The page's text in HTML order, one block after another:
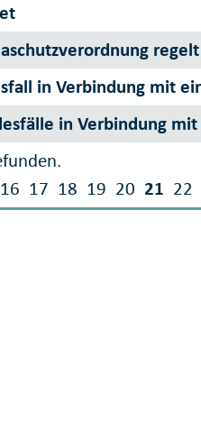
16 17 18 19 20 21 22
in Verbindung mit
in Verbindung